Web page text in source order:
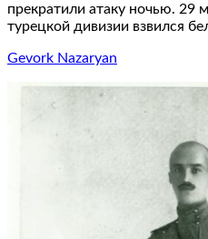
прекратили атаку ночью. 29
турецкой дивизии взвился
Gevork Nazaryan